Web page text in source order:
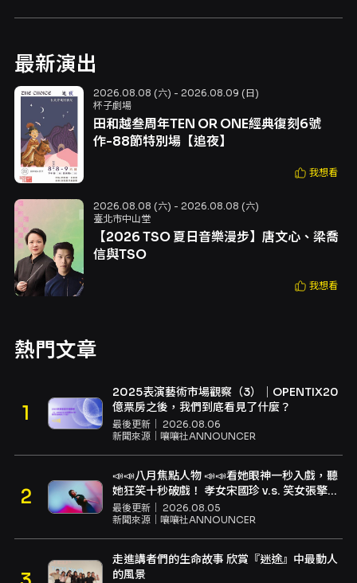
最新演出
2026.08.08 (六) - 2026.08.09 (日)
杯子劇場
田和越叁周年TEN OR ONE經典復刻6號
作-88節特別場【追夜】
我想看
2026.08.08 (六) - 2026.08.08 (六)
臺北市中山堂
【2026 TSO 夏日音樂漫步】唐文心、梁喬
信與TSO
我想看
熱門文章
2025表演藝術市場觀察（3）｜OPENTIX20
億票房之後，我們到底看見了什麼？
最後更新｜ 2026.08.06
新聞來源｜ 嚷嚷社ANNOUNCER
📣📣八月焦點人物 📣📣看她眼神一秒入戲，聽
她狂笑十秒破戲！ 孝女宋國珍 v.s. 笑女張擎
佳：本是同根生，相約壓車別太急
最後更新｜ 2026.08.05
新聞來源｜ 嚷嚷社ANNOUNCER
走進講者們的生命故事 欣賞『迷途』中最動人
的風景